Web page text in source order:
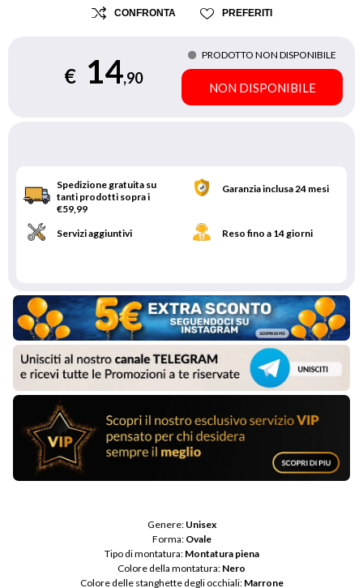
CONFRONTA PREFERITI
€ 14,90
PRODOTTO NON DISPONIBILE
NON DISPONIBILE
Spedizione gratuita su
tanti prodotti sopra i
€59,99
Garanzia inclusa 24 mesi
Servizi aggiuntivi Reso fino a 14 giorni
Genere: Unisex
Forma: Ovale
Tipo di montatura: Montatura piena
Colore della montatura: Nero
Colore delle stanghette degli occhiali: Marrone